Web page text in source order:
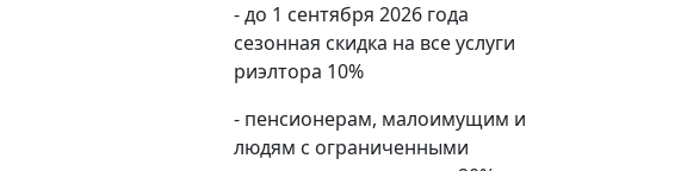
- до 1 сентября 2026 года
сезонная скидка на все услуги
риэлтора 10%
- пенсионерам, малоимущим и
людям с ограниченными